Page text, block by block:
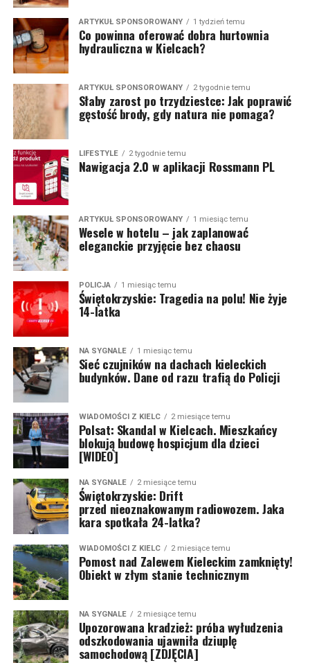
ARTYKUŁ SPONSOROWANY 1 tydzień temu
Co powinna oferować dobra hurtownia
hydrauliczna w Kielcach?
ARTYKUŁ SPONSOROWANY 2 tygodnie temu
Słaby zarost po trzydziestce: Jak poprawić
gęstość brody, gdy natura nie pomaga?
LIFESTYLE 2 tygodnie temu
Nawigacja 2.0 w aplikacji Rossmann PL
ARTYKUŁ SPONSOROWANY 1 miesiąc temu
Wesele w hotelu – jak zaplanować
eleganckie przyjęcie bez chaosu
POLICJA 1 miesiąc temu
Świętokrzyskie: Tragedia na polu! Nie żyje
14-latka
NA SYGNALE 1 miesiąc temu
Sieć czujników na dachach kieleckich
budynków. Dane od razu trafią do Policji
WIADOMOŚCI Z KIELC 2 miesiące temu
Polsat: Skandal w Kielcach. Mieszkańcy
blokują budowę hospicjum dla dzieci
[WIDEO]
NA SYGNALE 2 miesiące temu
Świętokrzyskie: Drift
przed nieoznakowanym radiowozem. Jaka
kara spotkała 24-latka?
WIADOMOŚCI Z KIELC 2 miesiące temu
Pomost nad Zalewem Kieleckim zamknięty!
Obiekt w złym stanie technicznym
NA SYGNALE 2 miesiące temu
Upozorowana kradzież: próba wyłudzenia
odszkodowania ujawniła dziuplę
samochodową [ZDJĘCIA]